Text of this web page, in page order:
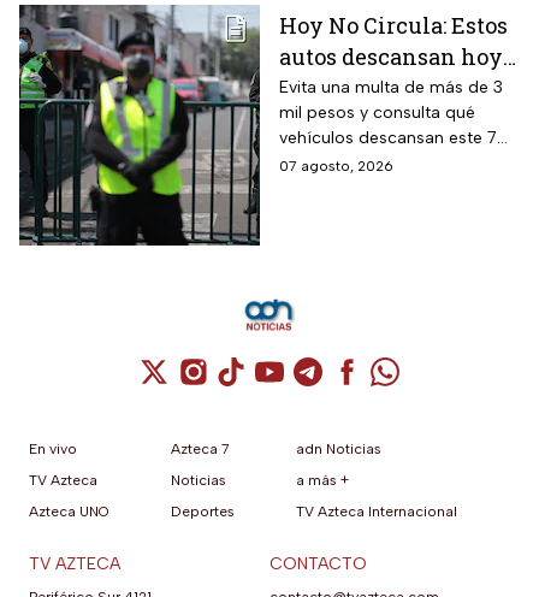
Hoy No Circula: Estos
autos descansan hoy
viernes 7 de agosto en
CDMX y EDOMEX
Evita una multa de más de 3
mil pesos y consulta qué
vehículos descansan este 7
de agosto, los horarios del
07 agosto, 2026
Cuenta de X / Twitter (se abre en una
Cuenta de Instagram (se abre en una
Cuenta de TikTok (se abre en
Cuenta de YouTube (se abre
Cuenta de Telegram (se
Cuenta de
Cuenta de
En vivo
TV Azteca
Azteca UNO
Azteca 7
Noticias
Deportes
adn Noticias
a más +
TV Azteca Internacional
TV AZTECA CONTACTO